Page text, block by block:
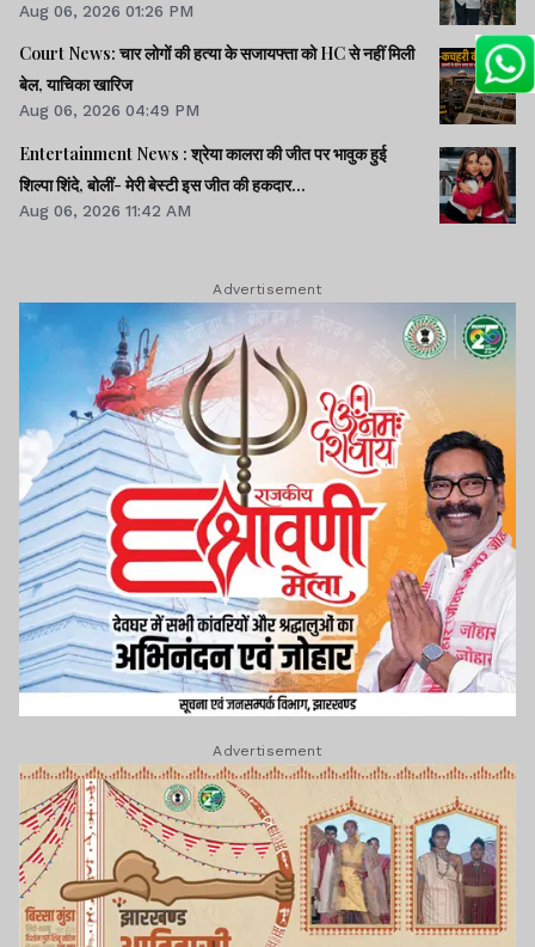
Aug 06, 2026 01:26 PM
Court News: चार लोगों की हत्या के सजायफ्ता को HC से नहीं मिली
बेल, याचिका खारिज
Aug 06, 2026 04:49 PM
Entertainment News : श्रेया कालरा की जीत पर भावुक हुई
शिल्पा शिंदे, बोलीं- मेरी बेस्टी इस जीत की हकदार...
Aug 06, 2026 11:42 AM
Advertisement
Advertisement